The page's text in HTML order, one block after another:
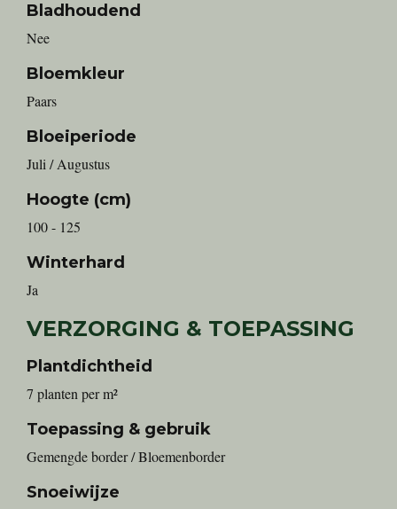
Bladhoudend
Nee
Bloemkleur
Paars
Bloeiperiode
Juli / Augustus
Hoogte (cm)
100 - 125
Winterhard
Ja
VERZORGING & TOEPASSING
Plantdichtheid
7 planten per m²
Toepassing & gebruik
Gemengde border / Bloemenborder
Snoeiwijze